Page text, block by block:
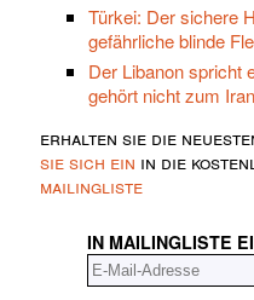
Türkei: Der sichere
gefährliche blinde
Der Libanon spricht
gehört nicht zum Iran
erhalten sie die
sie sich ein in die
mailingliste
IN MAILINGLISTE